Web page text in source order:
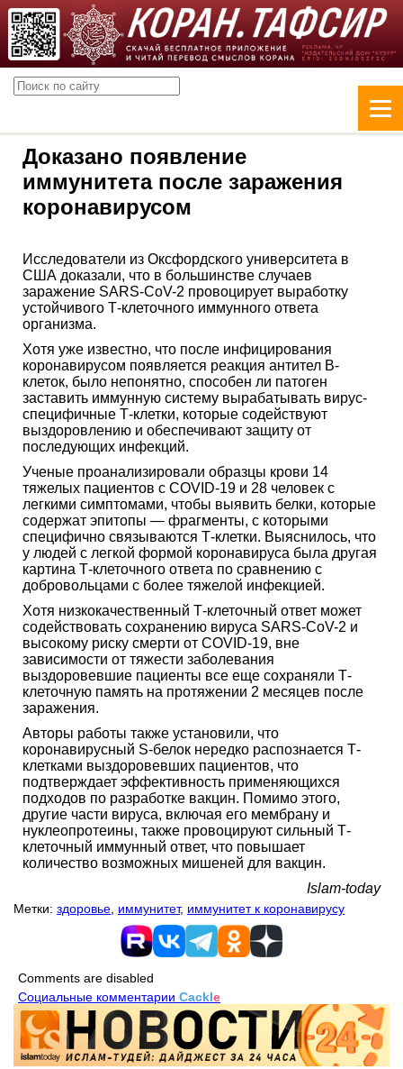
Доказано появление
иммунитета после заражения
коронавирусом
Исследователи из Оксфордского университета в
США доказали, что в большинстве случаев
заражение SARS-CoV-2 провоцирует выработку
устойчивого Т-клеточного иммунного ответа
организма.
Хотя уже известно, что после инфицирования
коронавирусом появляется реакция антител В-
клеток, было непонятно, способен ли патоген
заставить иммунную систему вырабатывать вирус-
специфичные Т-клетки, которые содействуют
выздоровлению и обеспечивают защиту от
последующих инфекций.
Ученые проанализировали образцы крови 14
тяжелых пациентов с COVID-19 и 28 человек с
легкими симптомами, чтобы выявить белки, которые
содержат эпитопы — фрагменты, с которыми
специфично связываются Т-клетки. Выяснилось, что
у людей с легкой формой коронавируса была другая
картина Т-клеточного ответа по сравнению с
добровольцами с более тяжелой инфекцией.
Хотя низкокачественный Т-клеточный ответ может
содействовать сохранению вируса SARS-CoV-2 и
высокому риску смерти от COVID-19, вне
зависимости от тяжести заболевания
выздоровевшие пациенты все еще сохраняли Т-
клеточную память на протяжении 2 месяцев после
заражения.
Авторы работы также установили, что
коронавирусный S-белок нередко распознается Т-
клетками выздоровевших пациентов, что
подтверждает эффективность применяющихся
подходов по разработке вакцин. Помимо этого,
другие части вируса, включая его мембрану и
нуклеопротеины, также провоцируют сильный Т-
клеточный иммунный ответ, что повышает
количество возможных мишеней для вакцин.
Islam-today
Метки: здоровье иммунитет, иммунитет к коронавирусу
Comments are disabled
Социальные комментарии Cackle